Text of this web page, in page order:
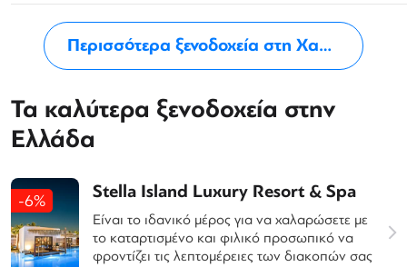
Περισσότερα ξενοδοχεία στη Χαλκιδική
Τα καλύτερα ξενοδοχεία στην
Ελλάδα
-6% Stella Island Luxury Resort & Spa
Είναι το ιδανικό μέρος για να χαλαρώσετε με
το καταρτισμένο και φιλικό προσωπικό να
φροντίζει τις λεπτομέρειες των διακοπών σας